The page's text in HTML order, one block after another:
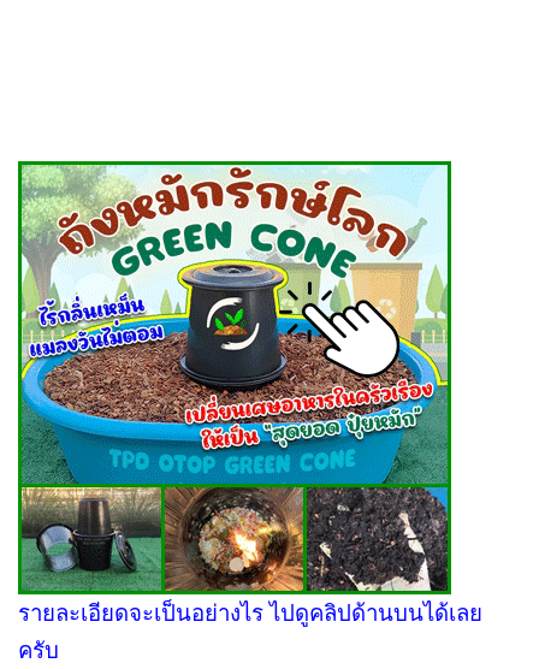
รายละเอียดจะเป็นอย่างไร ไปดูคลิปด้านบนได้เลย
ครับ